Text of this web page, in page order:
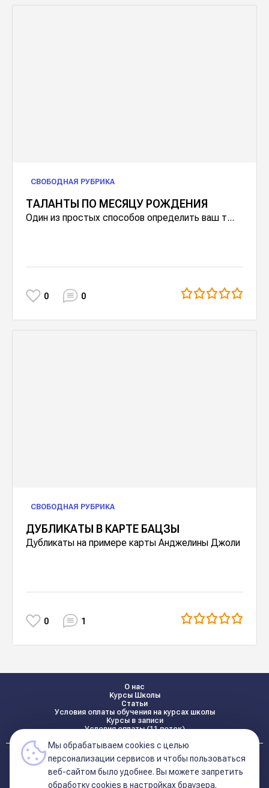
СВОБОДНАЯ РУБРИКА
ТАЛАНТЫ ПО МЕСЯЦУ РОЖДЕНИЯ
Один из простых способов определить ваш т...
0 0
СВОБОДНАЯ РУБРИКА
ДУБЛИКАТЫ В КАРТЕ БАЦЗЫ
Дубликаты на примере карты Анджелины Джоли
0 1
О нас
Курсы Школы
Статьи
Условия оплаты обучения на курсах школы
Курсы в записи
Условия оплаты (11 поток)
Реквизиты
Контакты
Мы обрабатываем cookies с целью
персонализации сервисов и чтобы пользоваться
веб-сайтом было удобнее. Вы можете запретить
обработку сookies в настройках браузера.